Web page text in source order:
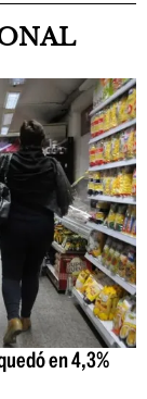
en 4,3%